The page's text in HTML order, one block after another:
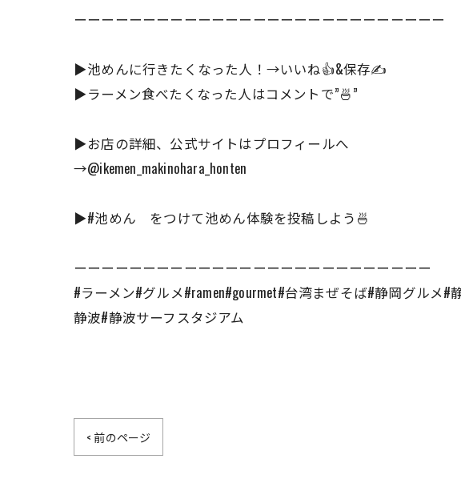
ーーーーーーーーーーーーーーーーーーーーーーーーーーー
▶︎池めんに行きたくなった人！→いいね👍&保存✍️
▶︎ラーメン食べたくなった人はコメントで”🍜”
▶︎お店の詳細、公式サイトはプロフィールへ
→@ikemen_makinohara_honten
▶︎#池めん をつけて池めん体験を投稿しよう🍜
ーーーーーーーーーーーーーーーーーーーーーーーーーー
#ラーメン#グルメ#ramen#gourmet#台湾まぜそば#静岡グル
静波#静波サーフスタジアム
< 前のページ